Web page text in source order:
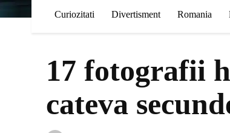
Curiozitati Divertisment Romania
17 fotografii
cateva